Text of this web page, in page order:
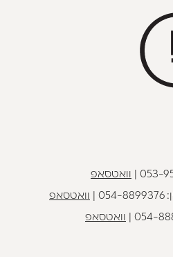
053- וואטסאפ
054-8899376 וואטסאפ
054- וואטסאפ